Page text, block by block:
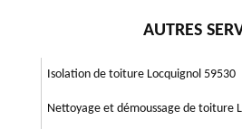
zingueurs effectuent toujours un travail en
d’accroître le devis de réparation de
AUTRES
Isolation de toiture Locquignol 59530
Nettoyage et démoussage de toiture